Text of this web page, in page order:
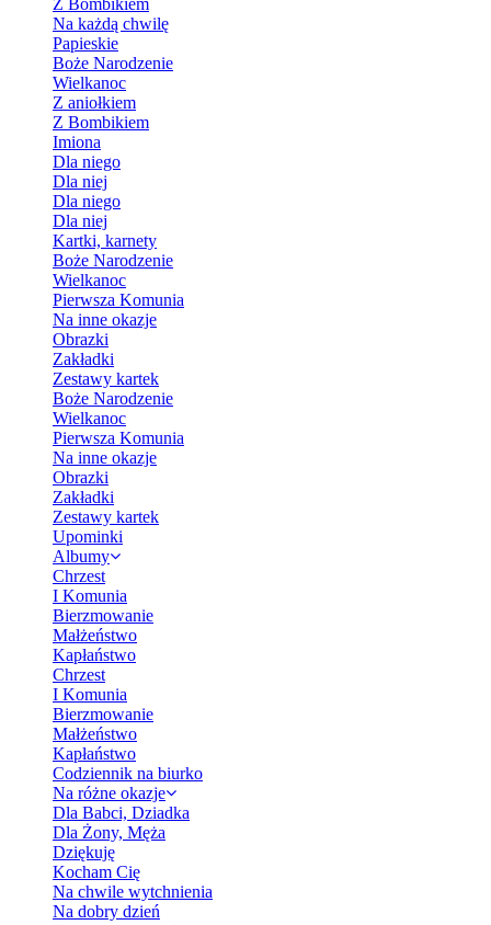
Z Bombikiem
Na każdą chwilę
Papieskie
Boże Narodzenie
Wielkanoc
Z aniołkiem
Z Bombikiem
Imiona
Dla niego
Dla niej
Dla niego
Dla niej
Kartki, karnety
Boże Narodzenie
Wielkanoc
Pierwsza Komunia
Na inne okazje
Obrazki
Zakładki
Zestawy kartek
Boże Narodzenie
Wielkanoc
Pierwsza Komunia
Na inne okazje
Obrazki
Zakładki
Zestawy kartek
Upominki
Albumy
Chrzest
I Komunia
Bierzmowanie
Małżeństwo
Kapłaństwo
Chrzest
I Komunia
Bierzmowanie
Małżeństwo
Kapłaństwo
Codziennik na biurko
Na różne okazje
Dla Babci, Dziadka
Dla Żony, Męża
Dziękuję
Kocham Cię
Na chwile wytchnienia
Na dobry dzień